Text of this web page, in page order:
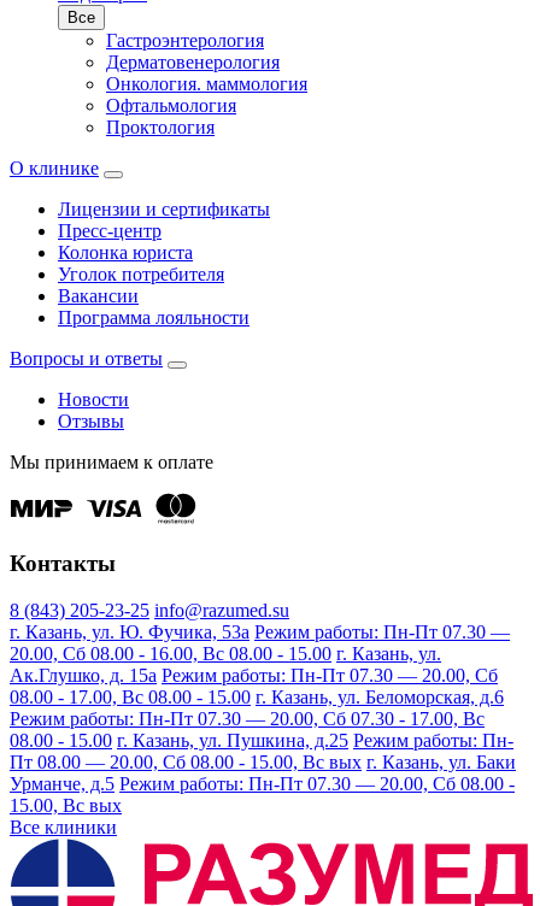
Все
Гастроэнтерология
Дерматовенерология
Онкология. маммология
Офтальмология
Проктология
О клинике
Лицензии и сертификаты
Пресс-центр
Колонка юриста
Уголок потребителя
Вакансии
Программа лояльности
Вопросы и ответы
Новости
Отзывы
Мы принимаем к оплате
Контакты
8 (843) 205-23-25 info@razumed.su
г. Казань, ул. Ю. Фучика, 53а Режим работы: Пн-Пт 07.30 —
20.00, Сб 08.00 - 16.00, Вс 08.00 - 15.00 г. Казань, ул.
Ак.Глушко, д. 15а Режим работы: Пн-Пт 07.30 — 20.00, Сб
08.00 - 17.00, Вс 08.00 - 15.00 г. Казань, ул. Беломорская, д.6
Режим работы: Пн-Пт 07.30 — 20.00, Сб 07.30 - 17.00, Вс
08.00 - 15.00 г. Казань, ул. Пушкина, д.25 Режим работы: Пн-
Пт 08.00 — 20.00, Сб 08.00 - 15.00, Вс вых г. Казань, ул. Баки
Урманче, д.5 Режим работы: Пн-Пт 07.30 — 20.00, Сб 08.00 -
15.00, Вс вых
Все клиники